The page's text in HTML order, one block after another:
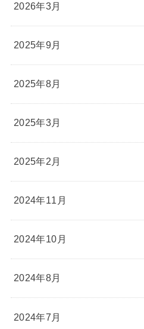
2026年3月
2025年9月
2025年8月
2025年3月
2025年2月
2024年11月
2024年10月
2024年8月
2024年7月